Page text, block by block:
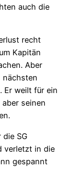
auch die
recht
Kapitän
Aber
nächsten
Er weilt für ein
seinen
SG
verletzt in die
gespannt